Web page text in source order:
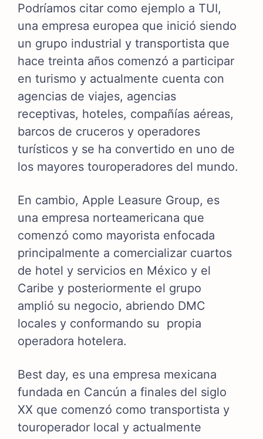
Podríamos citar como ejemplo a TUI,
una empresa europea que inició siendo
un grupo industrial y transportista que
hace treinta años comenzó a participar
en turismo y actualmente cuenta con
agencias de viajes, agencias
receptivas, hoteles, compañías aéreas,
barcos de cruceros y operadores
turísticos y se ha convertido en uno de
los mayores touroperadores del mundo.
En cambio, Apple Leasure Group, es
una empresa norteamericana que
comenzó como mayorista enfocada
principalmente a comercializar cuartos
de hotel y servicios en México y el
Caribe y posteriormente el grupo
amplió su negocio, abriendo DMC
locales y conformando su propia
operadora hotelera.
Best day, es una empresa mexicana
fundada en Cancún a finales del siglo
XX que comenzó como transportista y
touroperador local y actualmente